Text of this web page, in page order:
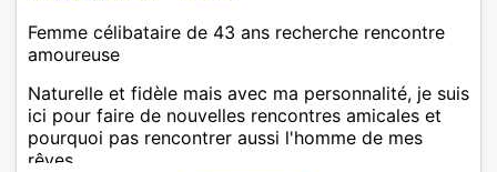
Femme célibataire de 43 ans recherche rencontre
amoureuse
Naturelle et fidèle mais avec ma personnalité, je suis
ici pour faire de nouvelles rencontres amicales et
pourquoi pas rencontrer aussi l'homme de mes
rêves.